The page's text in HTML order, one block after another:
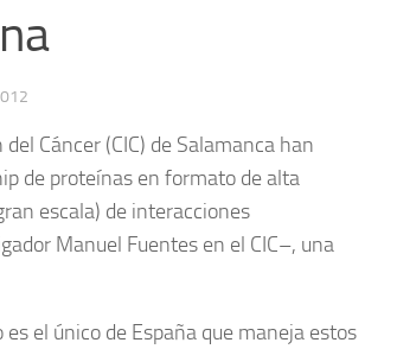
Cáncer (CIC) de Salamanca han
de proteínas en formato de alta
escala) de interacciones
Manuel Fuentes en el CIC–, una
el único de España que maneja estos